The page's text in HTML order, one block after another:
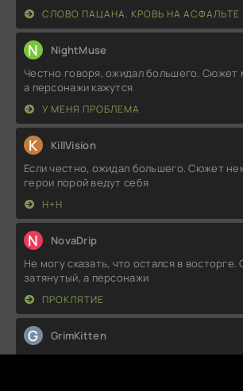
СЛОВО ПАЦАНА. КРОВЬ НА АСФАЛЬТЕ
N NightMuse
Честно говоря, ожидал большего. Сюжет
а персонажи кажутся
У МЕНЯ ПРОБЛЕМА
K KillVision
Если честно, ожидал большего. Сюжет
герои порой ведут себя
Н+Н
N NovaDrip
Не могу сказать, что остался в
затянутый, а персонажи
ПРОКЛЯТИЕ
G GrimKitten
Вот это поворот! Я вообще не ожидал,